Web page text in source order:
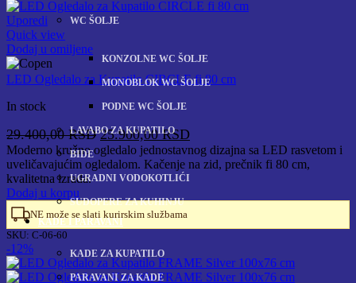
WC ŠOLJE
KONZOLNE WC ŠOLJE
MONOBLOK WC ŠOLJE
PODNE WC ŠOLJE
LAVABO ZA KUPATILO
BIDE
UGRADNI VODOKOTLIĆI
SUDOPERE ZA KUHINJU
KADE I PARAVANI
KADE ZA KUPATILO
PARAVANI ZA KADE
Uporedi
Quick view
Dodaj u omiljene
LED Ogledalo za Kupatilo CIRCLE fi 80 cm
In stock
29.400,00RSD Originalna
cena
je
bila:
29.400,00 RSD.
25.900,00RSDTrenutna
cena
je:
Moderno kružno ogledalo jednostavnog dizajna sa LED rasvetom i
uveličavajućim ogledalom. Kačenje na zid, prečnik fi 80 cm,
kvalitetna izrada.
Dodaj u korpu
NE može se slati kurirskim službama
SKU: C-06-60
-12%